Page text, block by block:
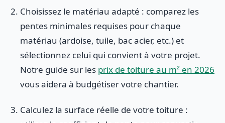
Choisissez le matériau adapté : comparez les
pentes minimales requises pour chaque
matériau (ardoise, tuile, bac acier, etc.) et
sélectionnez celui qui convient à votre projet.
Notre guide sur les prix de toiture au m² en 2026
vous aidera à budgétiser votre chantier.
Calculez la surface réelle de votre toiture :